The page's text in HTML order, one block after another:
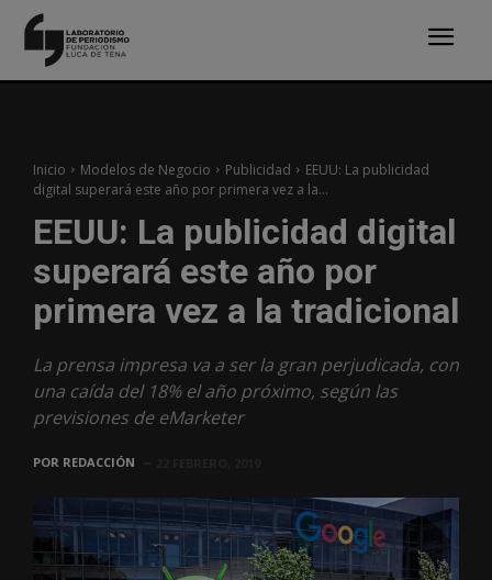
Inicio Modelos de Negocio Publicidad
EEUU: La publicidad
digital superará este año por primera vez a la...
EEUU: La publicidad digital
superará este año por
primera vez a la tradicional
La prensa impresa va a ser la gran perjudicada, con
una caída del 18% el año próximo, según las
previsiones de eMarketer
POR REDACCIÓN